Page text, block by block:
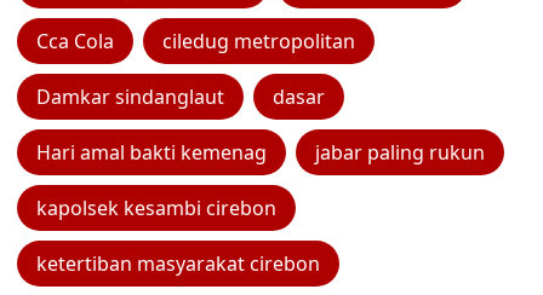
Cca Cola ciledug metropolitan
Damkar sindanglaut dasar
Hari amal bakti kemenag jabar paling rukun
kapolsek kesambi cirebon
ketertiban masyarakat cirebon